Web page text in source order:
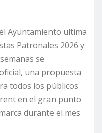
Ayuntamiento ultima
Patronales 2026 y
se
una propuesta
todos los públicos
en el gran punto
durante el mes